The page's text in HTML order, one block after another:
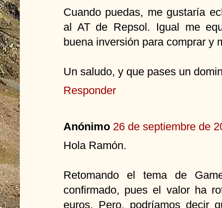
Cuando puedas, me gustaría
al AT de Repsol. Igual me
buena inversión para comprar y
Un saludo, y que pases un
Responder
Anónimo 26 de septiembre de
Hola Ramón.
Retomando el tema de
confirmado, pues el valor ha
euros. Pero, podríamos decir